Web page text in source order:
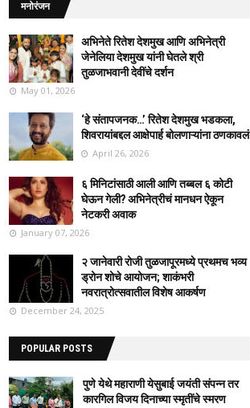
मनोरंजन
अभिनेते रितेश देशमुख आणि अभिनेत्री
जेनेलिया देशमुख यांनी घेतले श्री
तुळजाभवानी देवींचे दर्शन
May 01, 2026
‘हे संतापजनक…’ रितेश देशमुख भडकला,
शिवरायांबद्दल आक्षेपार्ह बोलणाऱ्यांना ठणकावलं
April 26, 2026
६ मिनिटांसाठी आली आणि तब्बल ६ कोटी
घेऊन गेली? अभिनेत्रीचं मानधन ऐकून
नेटकरी अवाक
January 07, 2026
२ जानेवारी रोजी तुळजापूरमध्ये प्रथमच भव्य
ड्रोन शोचे आयोजन; शाकंभरी
नवरात्रोत्सवातील विशेष आकर्षण
December 24, 2025
POPULAR POSTS
पुणे येथे महाराणी येसुबाई जयंती संपन्न तर
कारगिल विजय दिनाच्या स्मृतींचे स्मरण